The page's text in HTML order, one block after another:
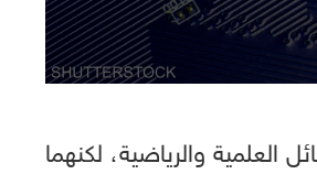
العلمية والرياضية، لكنهما